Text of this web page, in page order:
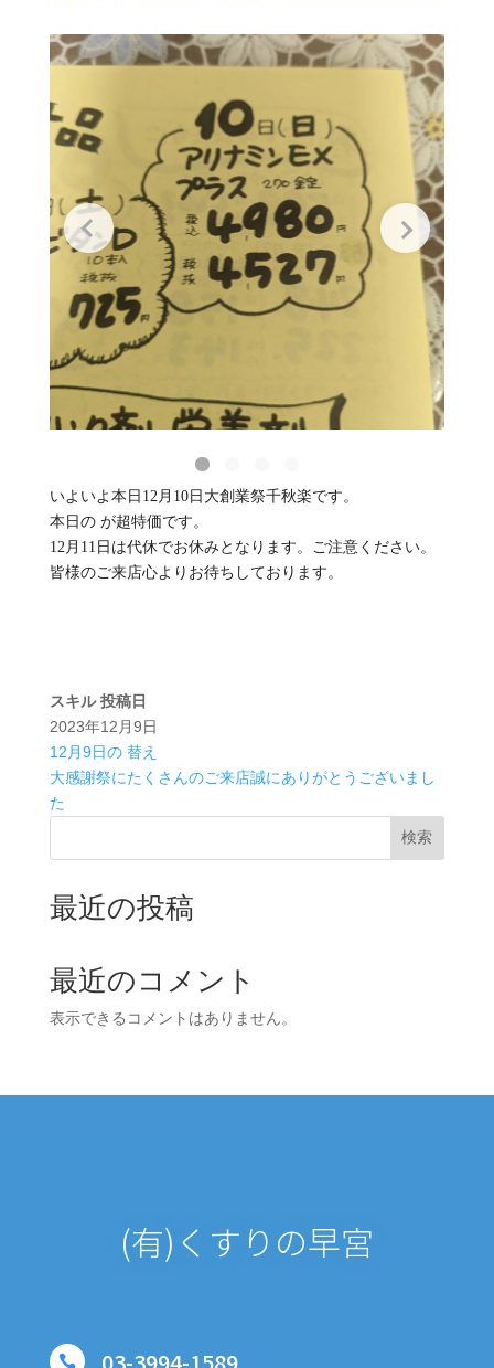
いよいよ本日12月10日大創業祭千秋楽です。
本日の が超特価です。
12月11日は代休でお休みとなります。ご注意ください。
皆様のご来店心よりお待ちしております。
スキル 投稿日
2023年12月9日
12月9日の 替え
大感謝祭にたくさんのご来店誠にありがとうございまし
た
検索
最近の投稿
最近のコメント
表示できるコメントはありません。
(有)くすりの早宮
